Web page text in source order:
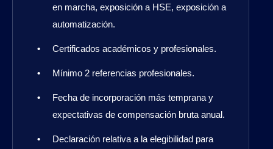
en marcha, exposición a HSE, exposición a
automatización.
Certificados académicos y profesionales.
Mínimo 2 referencias profesionales.
Fecha de incorporación más temprana y
expectativas de compensación bruta anual.
Declaración relativa a la elegibilidad para